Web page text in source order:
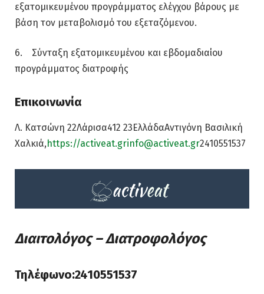
εξατομικευμένου προγράμματος ελέγχου βάρους με
βάση τον μεταβολισμό του εξεταζόμενου.
6. Σύνταξη εξατομικευμένου και εβδομαδιαίου
προγράμματος διατροφής
Επικοινωνία
Λ. Κατσώνη 22Λάρισα412 23ΕλλάδαΑντιγόνη Βασιλική
Χαλκιά, https://activeat.grinfo@activeat.gr2410551537
Διαιτολόγος – Διατροφολόγος
Τηλέφωνο:2410551537